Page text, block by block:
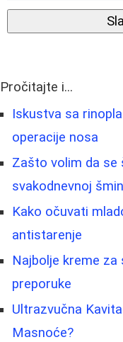
Pročitajte i...
Iskustva sa
operacije nosa
Zašto volim da se
svakodnevnoj
Kako očuvati
antistarenje
Najbolje kreme
preporuke
Ultrazvučna
Masnoće?